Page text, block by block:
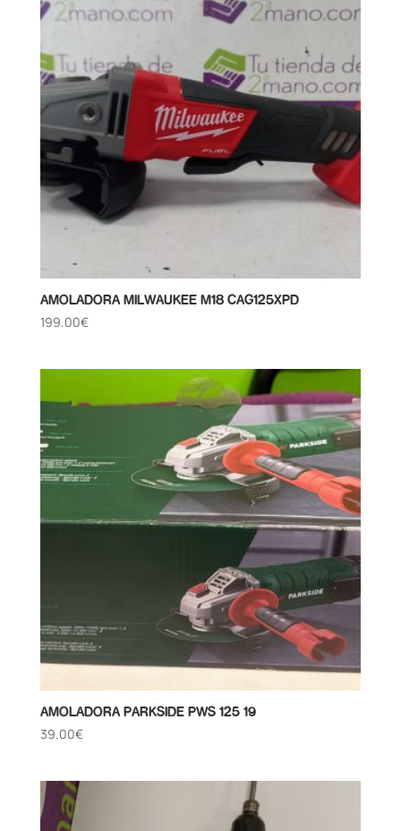
AMOLADORA MILWAUKEE M18 CAG125XPD
199.00€
AMOLADORA PARKSIDE PWS 125 19
39.00€